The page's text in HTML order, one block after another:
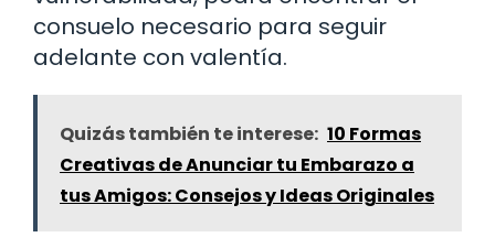
consuelo necesario para seguir
adelante con valentía.
Quizás también te interese: 10 Formas
Creativas de Anunciar tu Embarazo a
tus Amigos: Consejos y Ideas Originales